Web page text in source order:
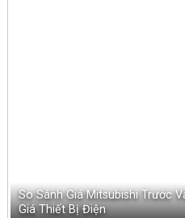
So Sánh Giá Mitsubishi Trước
Giá Thiết Bị Điện